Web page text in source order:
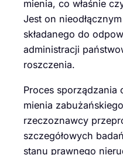
mienia, co właśnie
Jest on
składanego do
administracji
roszczenia.
Proces sporządzania
mienia
rzeczoznawcy
szczegółowych
stanu prawnego